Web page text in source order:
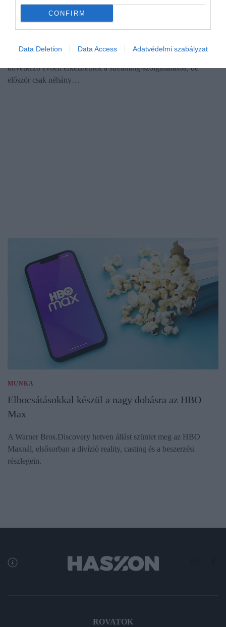
CONFIRM
Data Deletion Data Access Adatvédelmi szabályzat
Nem akar kimaradni az Amazon a streaminges
reklámbevételekből
Más streaming csatornák után az Amazon is úgy döntött, bevezeti
a reklámokat az Amazon Prime Videóban. A hirdetések a
következő évben érkezhetnek a streaming-szolgáltatásba, de
először csak néhány…
MUNKA
Elbocsátásokkal készül a nagy dobásra az HBO
Max
A Warner Bros.Discovery hetven állást szüntet meg az HBO
Maxnál, elsősorban a divízió reality, casting és a beszerzési
részlegein.
ROVATOK